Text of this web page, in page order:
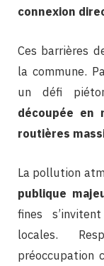
connexion
Ces barrières
la commune.
un défi
découpée en
routières
La pollution
publique
fines
locales.
préoccupation